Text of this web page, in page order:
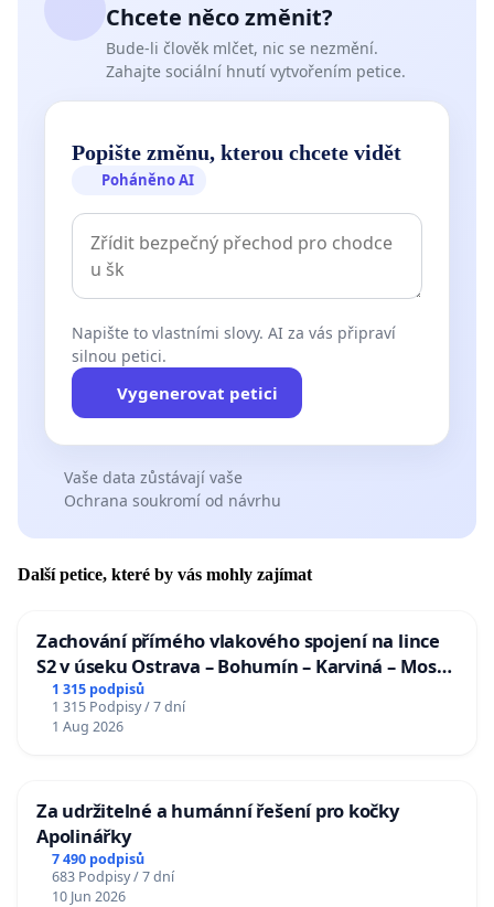
Chcete něco změnit?
Bude-li člověk mlčet, nic se nezmění.
Zahajte sociální hnutí vytvořením petice.
Popište změnu, kterou chcete vidět
Poháněno AI
Napište to vlastními slovy. AI za vás připraví
silnou petici.
Vygenerovat petici
Vaše data zůstávají vaše
Ochrana soukromí od návrhu
Další petice, které by vás mohly zajímat
Zachování přímého vlakového spojení na lince
S2 v úseku Ostrava – Bohumín – Karviná – Mosty
u Jablunkova
1 315 podpisů
1 315 Podpisy / 7 dní
1 Aug 2026
Za udržitelné a humánní řešení pro kočky
Apolinářky
7 490 podpisů
683 Podpisy / 7 dní
10 Jun 2026